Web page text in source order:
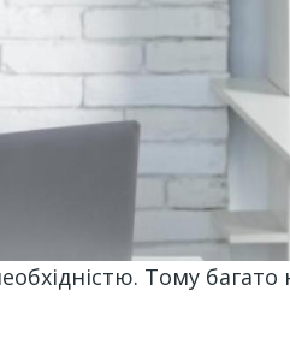
Тому багато